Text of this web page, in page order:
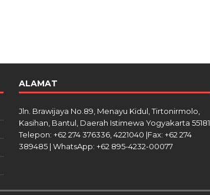
ALAMAT
Jln. Brawijaya No.89, Menayu Kidul, Tirtonirmolo,
Kasihan, Bantul, Daerah Istimewa Yogyakarta 55181
Telepon: +62 274 376336, 4221040 |Fax: +62 274
389485 | WhatsApp: +62 895-4232-00077